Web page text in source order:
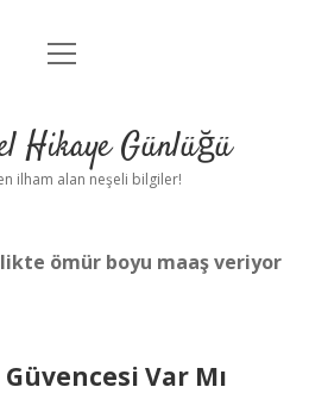
Anasayfa
Yasal Uyarı
menüyü
Hikaye Günlüğü
ilham alan neşeli bilgiler!
ömür boyu maaş veriyor
Var Mı